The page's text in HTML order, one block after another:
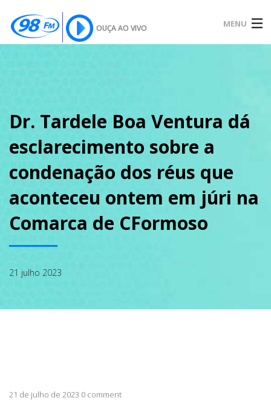
OUÇA AO VIVO MENU
SOBRE
PODCAST
Dr. Tardele Boa Ventura dá
esclarecimento sobre a
condenação dos réus que
aconteceu ontem em júri na
Comarca de CFormoso
21 julho 2023
21 de julho de 2023 0 comment